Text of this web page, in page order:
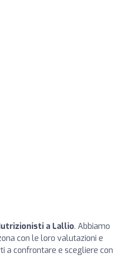
a Lallio. Abbiamo
con le loro valutazioni e
a confrontare e scegliere con